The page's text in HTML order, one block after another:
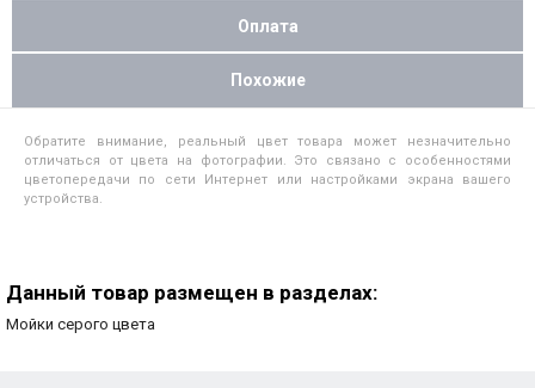
Оплата
Похожие
Обратите внимание, реальный цвет товара может незначительно
отличаться от цвета на фотографии. Это связано с особенностями
цветопередачи по сети Интернет или настройками экрана вашего
устройства.
Данный товар размещен в разделах:
Мойки серого цвета